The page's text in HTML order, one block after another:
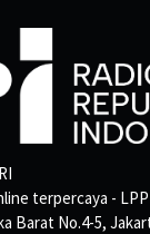
terpercaya - LPP
Barat No.4-5,